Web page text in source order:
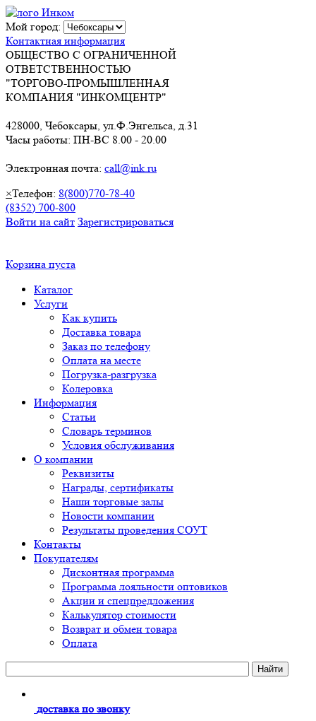
Мой город:
Контактная информация
ОБЩЕСТВО С ОГРАНИЧЕННОЙ
ОТВЕТСТВЕННОСТЬЮ
"ТОРГОВО-ПРОМЫШЛЕННАЯ
КОМПАНИЯ "ИНКОМЦЕНТР"
428000, Чебоксары, ул.Ф.Энгельса, д.31
Часы работы: ПН-ВС 8.00 - 20.00
Электронная почта: call@ink.ru
×Телефон: 8(800)770-78-40
(8352) 700-800
Войти на сайт Зарегистрироваться
Корзина пуста
Каталог
Услуги
Как купить
Доставка товара
Заказ по телефону
Оплата на месте
Погрузка-разгрузка
Колеровка
Информация
Статьи
Словарь терминов
Условия обслуживания
О компании
Реквизиты
Награды, сертификаты
Наши торговые залы
Новости компании
Результаты проведения СОУТ
Контакты
Покупателям
Дисконтная программа
Программа лояльности оптовиков
Акции и спецпредложения
Калькулятор стоимости
Возврат и обмен товара
Оплата
доставка по звонку